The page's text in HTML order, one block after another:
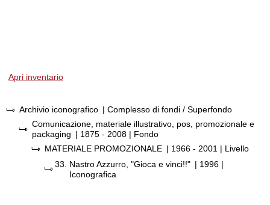
Apri inventario
Archivio iconografico | Complesso di fondi / Superfondo
Comunicazione, materiale illustrativo, pos, promozionale e
packaging | 1875 - 2008 | Fondo
MATERIALE PROMOZIONALE | 1966 - 2001 | Livello
33.
Nastro Azzurro, "Gioca e vinci!!" | 1996 |
Iconografica